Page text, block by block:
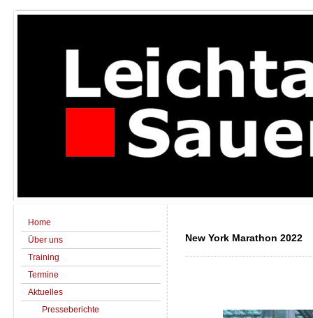
Home
Über uns
Training
Termine
Aktuelles
Presseberichte
New York Marathon 2022